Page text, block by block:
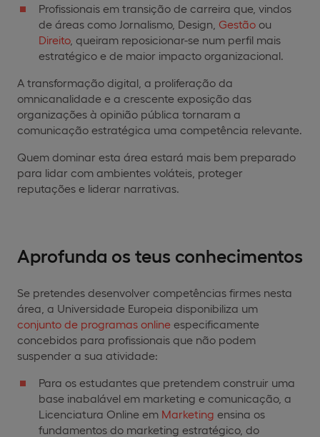
Profissionais em transição de carreira que, vindos
de áreas como Jornalismo, Design, Gestão ou
Direito, queiram reposicionar-se num perfil mais
estratégico e de maior impacto organizacional.
A transformação digital, a proliferação da
omnicanalidade e a crescente exposição das
organizações à opinião pública tornaram a
comunicação estratégica uma competência relevante.
Quem dominar esta área estará mais bem preparado
para lidar com ambientes voláteis, proteger
reputações e liderar narrativas.
Aprofunda os teus conhecimentos
Se pretendes desenvolver competências firmes nesta
área, a Universidade Europeia disponibiliza um
conjunto de programas online especificamente
concebidos para profissionais que não podem
suspender a sua atividade:
Para os estudantes que pretendem construir uma
base inabalável em marketing e comunicação, a
Licenciatura Online em Marketing ensina os
fundamentos do marketing estratégico, do